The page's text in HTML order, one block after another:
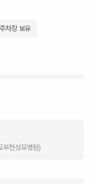
주차장 보유
천성모병원)